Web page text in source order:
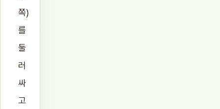
쪽)
를
둘
러
싸
고